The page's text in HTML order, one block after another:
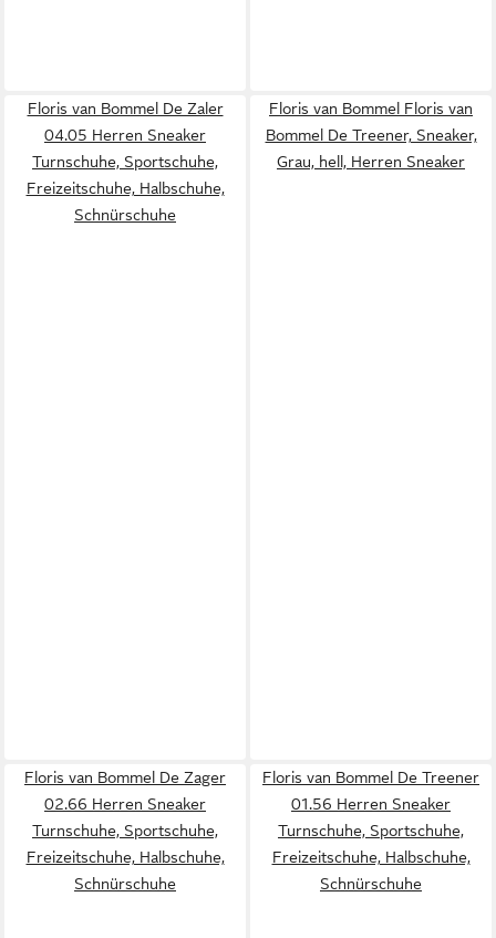
Floris van Bommel De Zaler
04.05 Herren Sneaker
Turnschuhe, Sportschuhe,
Freizeitschuhe, Halbschuhe,
Schnürschuhe
Floris van Bommel Floris van
Bommel De Treener, Sneaker,
Grau, hell, Herren Sneaker
Floris van Bommel De Zager
02.66 Herren Sneaker
Turnschuhe, Sportschuhe,
Freizeitschuhe, Halbschuhe,
Schnürschuhe
Floris van Bommel De Treener
01.56 Herren Sneaker
Turnschuhe, Sportschuhe,
Freizeitschuhe, Halbschuhe,
Schnürschuhe